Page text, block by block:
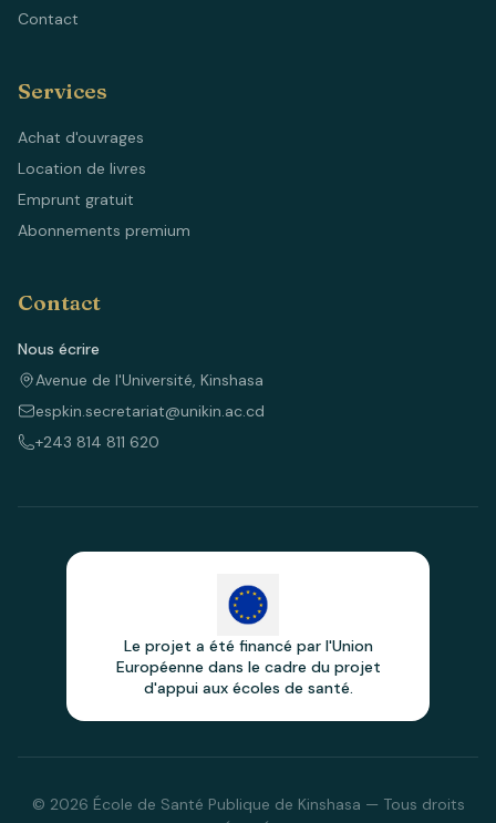
Contact
Services
Achat d'ouvrages
Location de livres
Emprunt gratuit
Abonnements premium
Contact
Nous écrire
Avenue de l'Université, Kinshasa
espkin.secretariat@unikin.ac.cd
+243 814 811 620
Le projet a été financé par l'Union
Européenne dans le cadre du projet
d'appui aux écoles de santé.
© 2026 École de Santé Publique de Kinshasa — Tous droits